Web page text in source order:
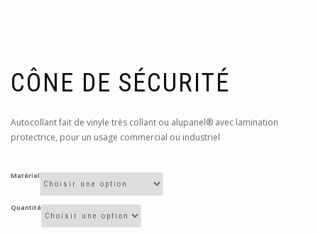
CÔNE DE SÉCURITÉ
Autocollant fait de vinyle très collant ou alupanel® avec lamination
protectrice, pour un usage commercial ou industriel
Matériel
Quantité